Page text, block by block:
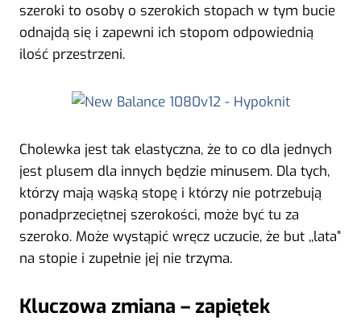
szeroki to osoby o szerokich stopach w tym bucie
odnajdą się i zapewni ich stopom odpowiednią
ilość przestrzeni.
Cholewka jest tak elastyczna, że to co dla jednych
jest plusem dla innych będzie minusem. Dla tych,
którzy mają wąską stopę i którzy nie potrzebują
ponadprzeciętnej szerokości, może być tu za
szeroko. Może wystąpić wręcz uczucie, że but ,,lata”
na stopie i zupełnie jej nie trzyma.
Kluczowa zmiana – zapiętek